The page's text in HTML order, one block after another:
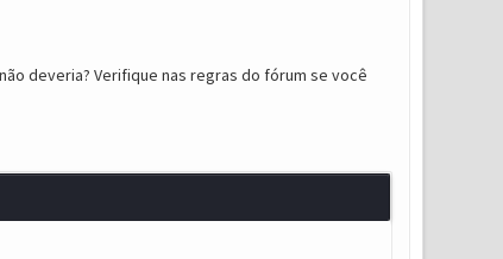
deveria? Verifique nas regras do fórum se você